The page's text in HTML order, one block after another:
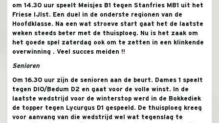
om 14.30 uur speelt Meisjes B1 tegen Stanfries MB1 uit het
Friese IJlst. Een duel in de onderste regionen van de
Hoofdklasse. Na een wat stroeve start gaat het de laatste
weken steeds beter met de thuisploeg. Nu is het zaak om
het goede spel zaterdag ook om te zetten in een klinkende
overwinning . Veel succes meiden !!
Senioren
Om 16.30 uur zijn de senioren aan de beurt. Dames 1 speelt
tegen DIO/Bedum D2 en gaat voor de volle winst. In de
laatste wedstrijd voor de winterstop werd in de Bokkediek
de topper tegen Lycurgus D1 gespeeld. De thuisploeg kreeg
voor aanvang van die wedstrijd wel wat tegenslag te